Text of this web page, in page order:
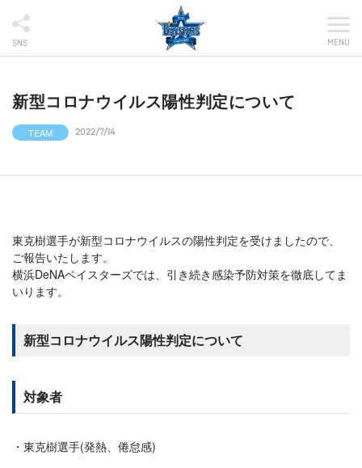
SNS MENU
新型コロナウイルス陽性判定について
TEAM 2022/7/14
東克樹選手が新型コロナウイルスの陽性判定を受けましたので、
ご報告いたします。
横浜DeNAベイスターズでは、引き続き感染予防対策を徹底してま
いります。
新型コロナウイルス陽性判定について
対象者
東克樹​選手(発熱、倦怠感)